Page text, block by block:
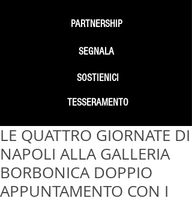
SEGNALA
SOSTIENICI
PARTNERSHIP
TESSERAMENTO
LE QUATTRO GIORNATE DI
NAPOLI ALLA GALLERIA
BORBONICA DOPPIO
APPUNTAMENTO CON I